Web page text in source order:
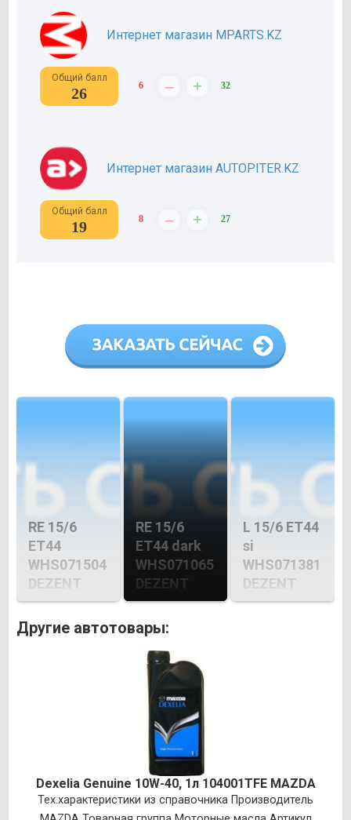
Интернет магазин MPARTS.KZ
Общий балл
26 6 – + 32
Интернет магазин AUTOPITER.KZ
Общий балл
19 8 – + 27
RE 15/6
ET44
WHS071504
DEZENT
RE 15/6
ET44 dark
WHS071065
DEZENT
L 15/6 ET44
si
WHS071381
DEZENT
Другие автотовары:
Dexelia Genuine 10W-40, 1л 104001TFE MAZDA
Тех.характеристики из справочника Производитель